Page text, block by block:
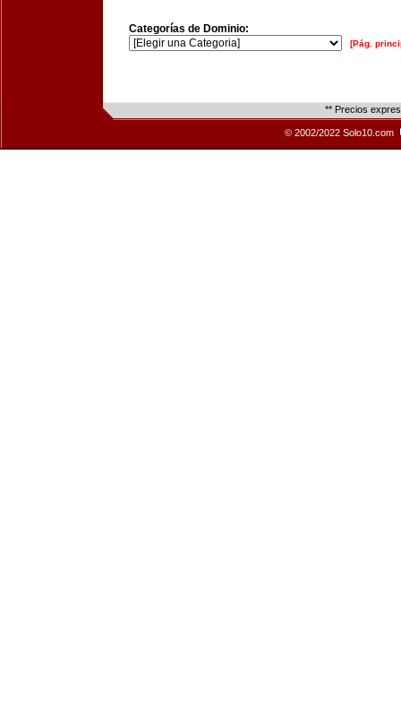
Categorías de Dominio:
[Pág.
** Precios
© 2002/2022 Solo10.com